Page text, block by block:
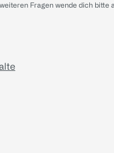
Fragen wende dich bitte